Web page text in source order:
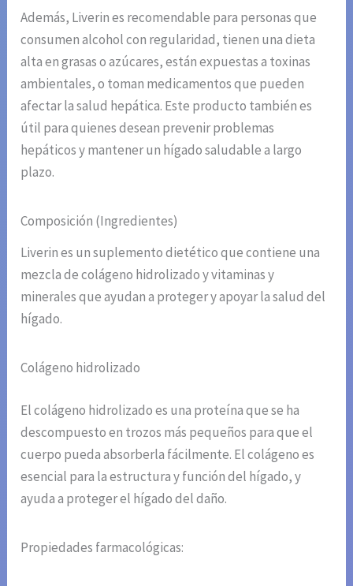
Además, Liverin es recomendable para personas que
consumen alcohol con regularidad, tienen una dieta
alta en grasas o azúcares, están expuestas a toxinas
ambientales, o toman medicamentos que pueden
afectar la salud hepática. Este producto también es
útil para quienes desean prevenir problemas
hepáticos y mantener un hígado saludable a largo
plazo.
Composición (Ingredientes)
Liverin es un suplemento dietético que contiene una
mezcla de colágeno hidrolizado y vitaminas y
minerales que ayudan a proteger y apoyar la salud del
hígado.
Colágeno hidrolizado
El colágeno hidrolizado es una proteína que se ha
descompuesto en trozos más pequeños para que el
cuerpo pueda absorberla fácilmente. El colágeno es
esencial para la estructura y función del hígado, y
ayuda a proteger el hígado del daño.
Propiedades farmacológicas: